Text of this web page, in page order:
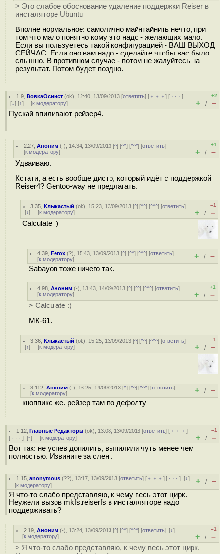
> Это слабое обоснование удаление поддержки Reiser в
инсталяторе Ubuntu
Вполне нормальное: самолично майнтайнить нечто, при
том что мало понятно кому это надо - желающих мало.
Если вы пользуетесь такой конфигурацией - ВАШ ВЫХОД
СЕЙЧАС. Если оно вам надо - сделайте чтобы вас было
слышно. В противном случае - потом не жалуйтесь на
результат. Потом будет поздно.
1.9 ,ВовкаОсиист (ok), 12:40, 13/09/2013 [ответить] [ ﹢﹢﹢] [ · · ·]
[↓] [↑] [к модератору]
+2
+ / –
Пускай впиливают рейзер4.
2.27 ,Аноним (-), 14:34, 13/09/2013 [^] [^^] [^^^] [ответить]
[к модератору]
+1
+ / –
Удваиваю.
Кстати, а есть вообще дистр, который идёт с поддержкой
Reiser4? Gentoo-way не предлагать.
3.35 ,Клыкастый (ok), 15:23, 13/09/2013 [^] [^^] [^^^] [ответить]
[↓] [к модератору]
–1
+ / –
Calculate :)
4.39 ,Ferox (?), 15:43, 13/09/2013 [^] [^^] [^^^] [ответить]
[к модератору] + / –
Sabayon тоже ничего так.
4.98 ,Аноним (-), 13:43, 14/09/2013 [^] [^^] [^^^] [ответить]
[к модератору]
+1
+ / –
> Calculate :)
МК-61.
3.36 ,Клыкастый (ok), 15:25, 13/09/2013 [^] [^^] [^^^] [ответить]
[↑] [к модератору]
–1
+ / –
.
3.112 ,Аноним (-), 16:25, 14/09/2013 [^] [^^] [^^^] [ответить]
[к модератору] + / –
кноппикс же. рейзер там по дефолту
1.12 ,Главные Редакторы (ok), 13:08, 13/09/2013 [ответить] [ ﹢﹢﹢]
[ · · · ] [↑] [к модератору]
–1
+ / –
Вот так: не успев допилить, выпилили чуть менее чем
полностью. Извините за сленг.
1.15 ,anonymous (??), 13:17, 13/09/2013 [ответить] [ ﹢﹢﹢] [ · · ·][↓]
[к модератору] + / –
Я что-то слабо представляю, к чему весь этот цирк.
Неужели вызов mkfs.reiserfs в инсталляторе надо
поддерживать?
2.19 ,Аноним (-), 13:24, 13/09/2013 [^] [^^] [^^^] [ответить][↓]
[к модератору]
–1
+ / –
> Я что-то слабо представляю, к чему весь этот цирк.